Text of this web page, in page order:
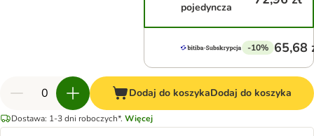
pojedyncza
-10% 65,68
Dodaj do koszykaDodaj do koszyka
Dostawa: 1-3 dni roboczych*. Więcej